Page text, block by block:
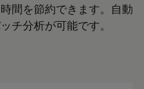
間を節約できます。自動
チ分析が可能です。